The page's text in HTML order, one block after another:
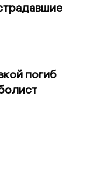
погиб